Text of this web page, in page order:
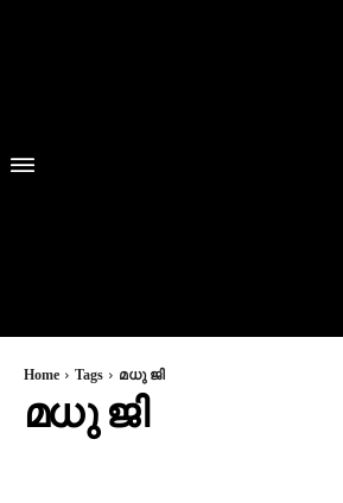
Home Tags മധു ജി
മധു ജി